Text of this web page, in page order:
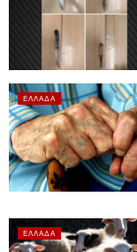
ΕΛΛΆΔΑ
ΕΛΛΆΔΑ